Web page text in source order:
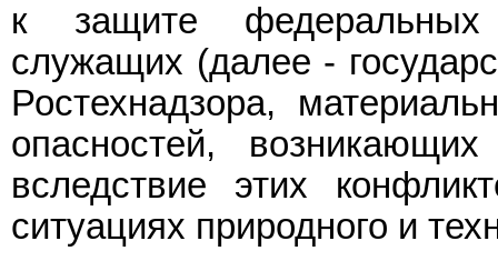
к защите федеральных
служащих (далее -
Ростехнадзора,
опасностей,
вследствие этих
ситуациях природного и